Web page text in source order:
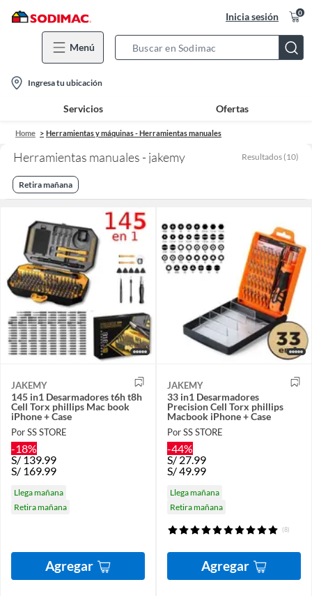
Inicia sesión 0
Menú
Bar
location-
icon
Ingresa tu ubicación
Servicios Ofertas
Home Herramientas y máquinas - Herramientas manuales
Herramientas manuales - jakemy Resultados (10)
Retira mañana
JAKEMY
145 in1 Desarmadores t6h t8h
Cell Torx phillips Mac book
iPhone + Case
Por SS STORE
-18%
S/139.99
S/ 169.99
Llega mañana
Retira mañana
Agregar
JAKEMY
33 in1 Desarmadores
Precision Cell Torx phillips
Macbook iPhone + Case
Por SS STORE
-44%
S/27.99
S/49.99
Llega mañana
Retira mañana
(8)
Agregar